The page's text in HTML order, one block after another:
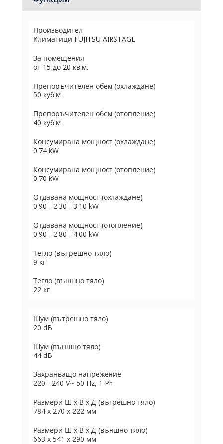
Производител
Климатици FUJITSU AIRSTAGE
За помещения
от 15 до 20 кв.м.
Препоръчителен обем (охлаждане)
50 куб.м
Препоръчителен обем (отопление)
40 куб.м
Консумирана мощност (охлаждане)
0.74 kW
Консумирана мощност (отопление)
0.70 kW
Отдавана мощност (охлаждане)
0.90 - 2.30 - 3.10 kW
Отдавана мощност (отопление)
0.90 - 2.80 - 4.00 kW
Тегло (вътрешно тяло)
9 кг
Тегло (външно тяло)
22 кг
Шум (вътрешно тяло)
20 dB
Шум (външно тяло)
44 dB
Захранващо напрежение
220 - 240 V~ 50 Hz, 1 Ph
Размери Ш х В х Д (вътрешно тяло)
784 x 270 x 222 мм
Размери Ш х В х Д (външно тяло)
663 x 541 x 290 мм